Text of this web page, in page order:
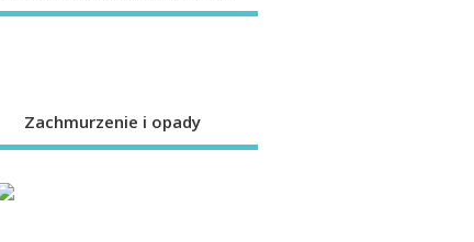
Zachmurzenie i opady